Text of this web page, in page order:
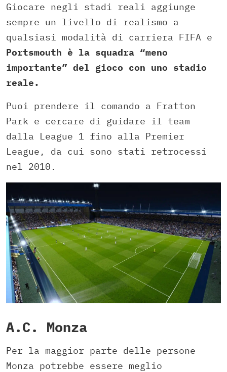
Giocare negli stadi reali aggiunge
sempre un livello di realismo a
qualsiasi modalità di carriera FIFA e
Portsmouth è la squadra “meno
importante” del gioco con uno stadio
reale.
Puoi prendere il comando a Fratton
Park e cercare di guidare il team
dalla League 1 fino alla Premier
League, da cui sono stati retrocessi
nel 2010.
A.C. Monza
Per la maggior parte delle persone
Monza potrebbe essere meglio